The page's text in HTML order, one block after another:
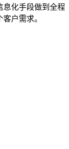
息化手段做到全程
户需求。